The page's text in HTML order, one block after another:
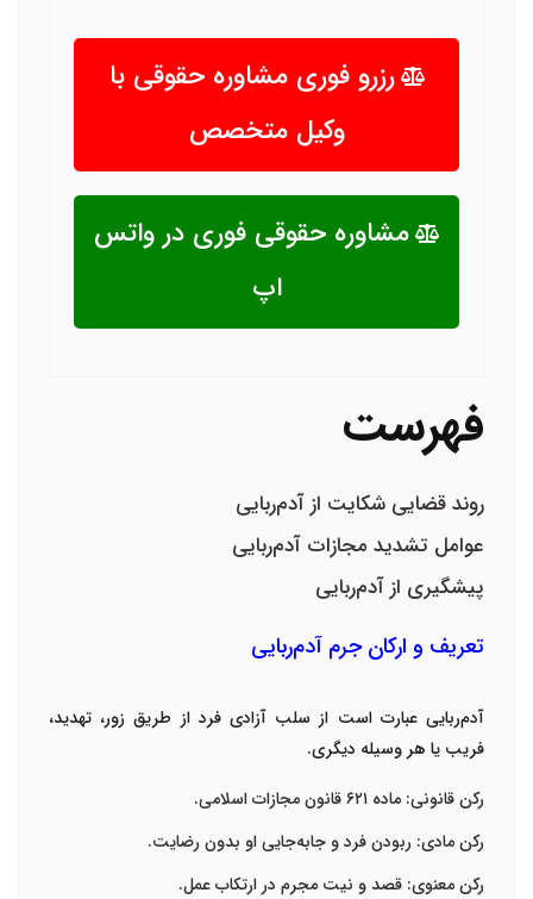
رزرو فوری مشاوره حقوقی با
وکیل متخصص
مشاوره حقوقی فوری در واتس
اپ
فهرست
روند قضایی شکایت از آدم‌ربایی
عوامل تشدید مجازات آدم‌ربایی
پیشگیری از آدم‌ربایی
تعریف و ارکان جرم آدم‌ربایی
آدم‌ربایی عبارت است از سلب آزادی فرد از طریق زور، تهدید،
فریب یا هر وسیله دیگری.
رکن قانونی: ماده ۶۲۱قانون مجازات اسلامی.
رکن مادی: ربودن فرد و جابه‌جایی او بدون رضایت.
رکن معنوی: قصد و نیت مجرم در ارتکاب عمل.